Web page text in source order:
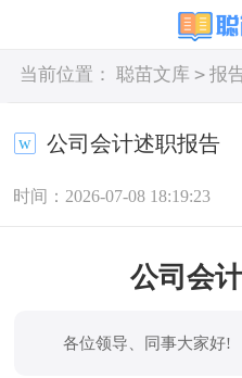
当前位置： 聪苗文库 > 报
公司会计述职报告
时间：2026-07-08 18:19:23
公司会
各位领导、同事大家好!